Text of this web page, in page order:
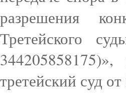
разрешения
Третейского
третейский суд